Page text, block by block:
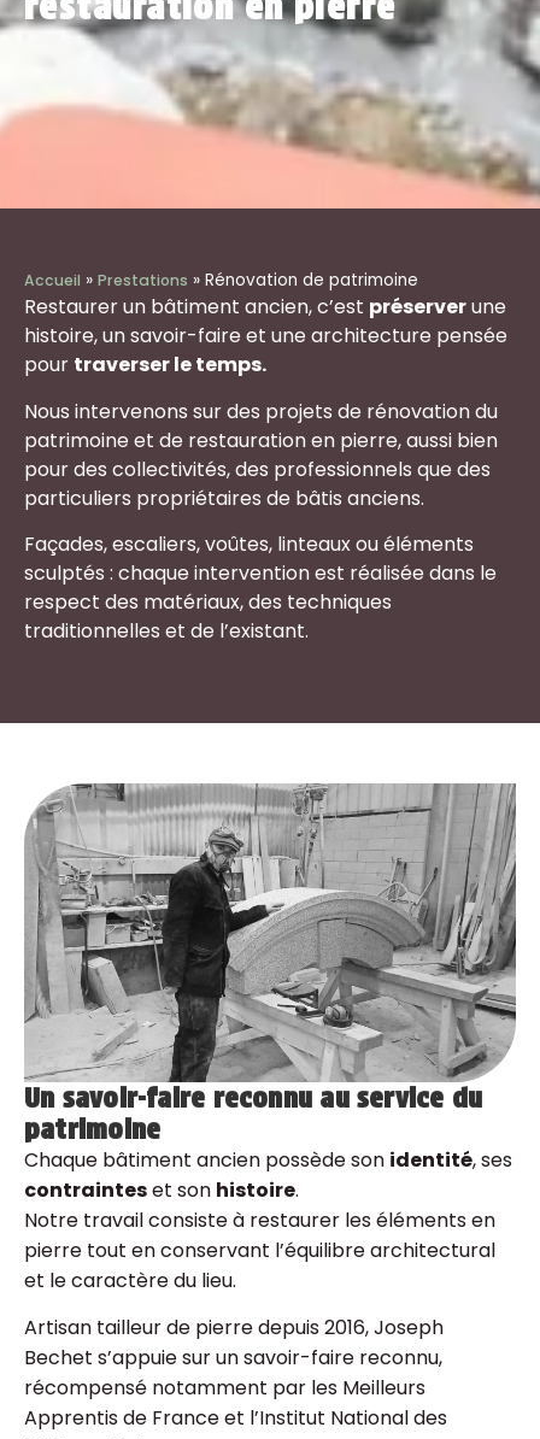
Accueil » Prestations » Rénovation de patrimoine
Restaurer un bâtiment ancien, c’est préserverune
histoire, un savoir-faire et une architecture pensée
pour traverser le temps.
Nous intervenons sur des projets de rénovation du
patrimoine et de restauration en pierre, aussi bien
pour des collectivités, des professionnels que des
particuliers propriétaires de bâtis anciens.
Façades, escaliers, voûtes, linteaux ou éléments
sculptés : chaque intervention est réalisée dans le
respect des matériaux, des techniques
traditionnelles et de l’existant.
Un savoir-faire reconnu au service du
patrimoine
Chaque bâtiment ancien possède son identité, ses
contrainteset son histoire.
Notre travail consiste à restaurer les éléments en
pierre tout en conservant l’équilibre architectural
et le caractère du lieu.
Artisan tailleur de pierre depuis 2016, Joseph
Bechet s’appuie sur un savoir-faire reconnu,
récompensé notamment par les Meilleurs
Apprentis de France et l’Institut National des